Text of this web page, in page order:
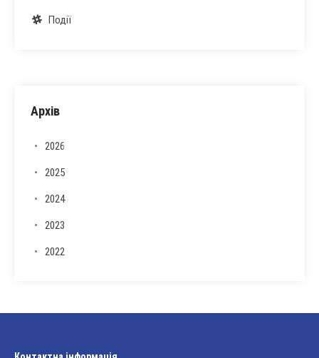
Події
Архів
2026
2025
2024
2023
2022